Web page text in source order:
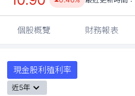
個股概覽 財務報表
現金股利殖利率
近5年